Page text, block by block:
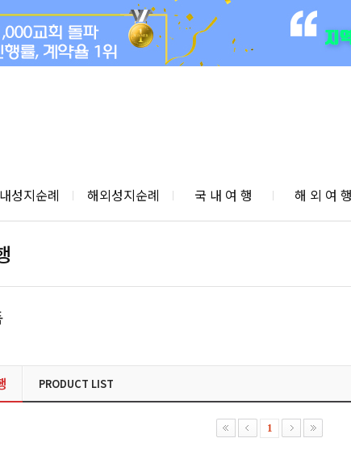
성지순례 해외성지순례 국 내 여 행 해 외 여
PRODUCT LIST
1